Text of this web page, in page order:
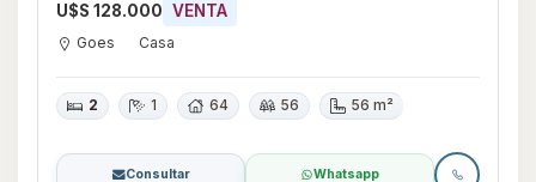
U$S 128.000 VENTA
Goes Casa
2 1 64 56 56 m²
Consultar Whatsapp